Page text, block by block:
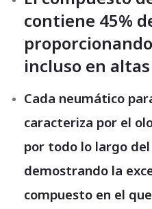
contiene 45%
incluso en
Cada neumático
caracteriza por el
por todo lo largo
demostrando la
compuesto en el